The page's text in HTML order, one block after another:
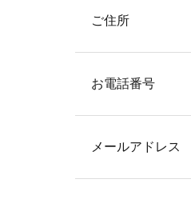
ご住所
お電話番号
メールアドレス